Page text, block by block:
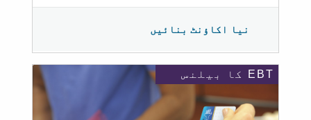
نیا اکاؤنٹ بنائیں
EBT کا بیلنس